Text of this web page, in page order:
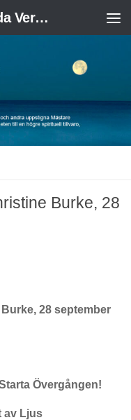
Välkomna till en Ny Framtida Verklighet
Burke, 28
28 september
Övergången!
av Ljus